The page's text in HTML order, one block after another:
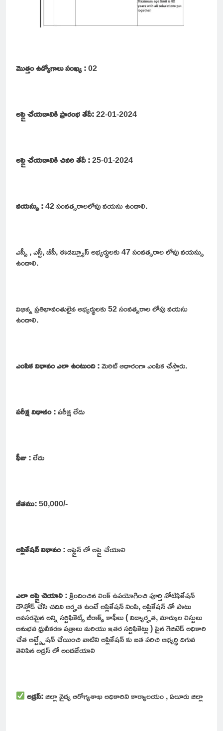
మొత్తం ఉద్యోగాలు సంఖ్య :02
అప్లై చేయడానికి ప్రారంభ తేదీ:22-01-2024
అప్లై చేయడానికి చివరి తేదీ :25-01-2024
వయస్సు :42 సంవత్సరాలలోపు వయసు ఉండాలి.
ఎస్సీ , ఎస్టీ, బీసీ, ఈడబ్ల్యూస్ అభ్యర్థులకు 47 సంవత్సరాల లోపు వయస్సు
ఉండాలి.
విభిన్న ప్రతిభావంతులైన అభ్యర్థులకు 52 సంవత్సరాల లోపు వయసు
ఉండాలి.
ఎంపిక విధానం ఎలా ఉంటుంది :మెరిట్ ఆధారంగా ఎంపిక చేస్తారు.
పరీక్ష విధానం :పరీక్ష లేదు
ఫీజు :లేదు
జీతము:50,000/-
అప్లికేషన్ విధానం :ఆఫ్లైన్ లో అప్లై చేయాలి
ఎలా అప్లై చెయాలి :క్రిందించిన లింక్ ఉపయోగించి పూర్తి నోటిఫికేషన్
డౌన్లోడ్ చేసి చదివి అర్హత ఉంటే అప్లికేషన్ నింపి, అప్లికేషన్ తో పాటు
అవసరమైన అన్ని సర్టిఫికెట్స్ జీరాక్స్ కాఫీలు ( విద్యార్హత, మార్కుల లిస్టులు
అనుభవ ధ్రువీకరణ పత్రాలు మరియు ఇతర సర్టిఫికెట్లు ) పైన గెజిటెడ్ అధికారి
చేత అట్ట్స్టేషన్ చేయించి వాటిని అప్లికేషన్ కు జత పరిచి అభ్యర్ధి దిగువ
తెలిపిన అడ్రస్ లో అందజేయాలి
అడ్రస్:జిల్లా వైద్య ఆరోగ్యశాఖ అధికారిని కార్యాలయం , ఏలూరు జిల్లా